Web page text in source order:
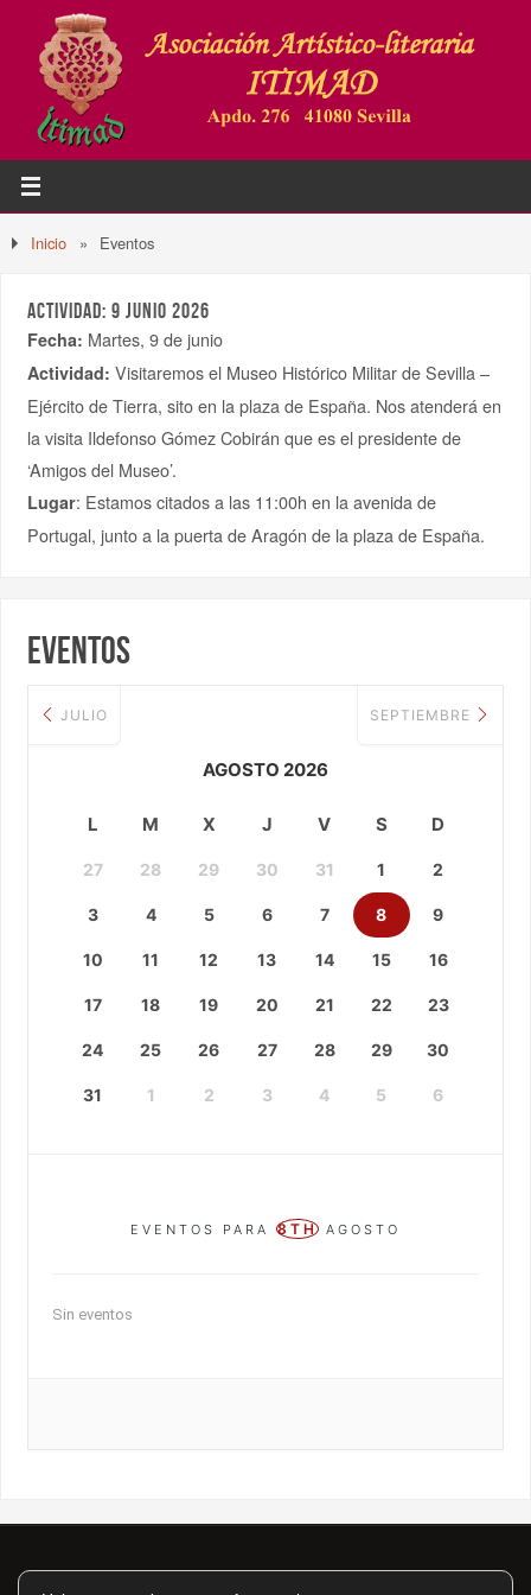
Inicio » Eventos
ACTIVIDAD: 9 JUNIO 2026
Fecha: Martes, 9 de junio
Actividad: Visitaremos el Museo Histórico Militar de Sevilla –
Ejército de Tierra, sito en la plaza de España. Nos atenderá en
la visita Ildefonso Gómez Cobirán que es el presidente de
‘Amigos del Museo’.
Lugar: Estamos citados a las 11:00h en la avenida de
Portugal, junto a la puerta de Aragón de la plaza de España.
Eventos
JULIO
AGOSTO 2026
SEPTIEMBRE
L M X J V S D
27 28 29 30 31 1 2
3 4 5 6 7 8 9
10 11 12 13 14 15 16
17 18 19 20 21 22 23
24 25 26 27 28 29 30
31 1 2 3 4 5 6
EVENTOS PARA 8THAGOSTO
Sin eventos
Asociación Cultural Artístico-Literaria Itimad